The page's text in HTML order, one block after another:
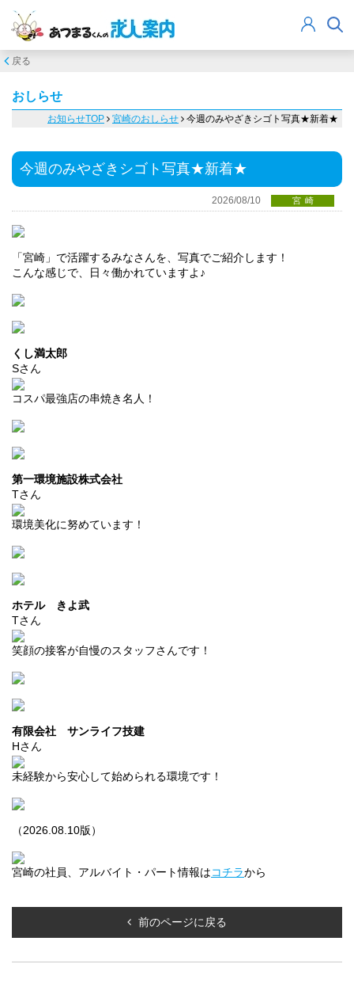
戻る
おしらせ
お知らせTOP 宮崎のおしらせ 今週のみやざきシゴト写真★新着★
今週のみやざきシゴト写真★新着★
2026/08/10 宮崎
「宮崎」で活躍するみなさんを、写真でご紹介します！
こんな感じで、日々働かれていますよ♪
くし満太郎
Sさん
コスパ最強店の串焼き名人！
第一環境施設株式会社
Tさん
環境美化に努めています！
ホテル きよ武
Tさん
笑顔の接客が自慢のスタッフさんです！
有限会社 サンライフ技建
Hさん
未経験から安心して始められる環境です！
（2026.08.10版）
宮崎の社員、アルバイト・パート情報はコチラから
前のページに戻る